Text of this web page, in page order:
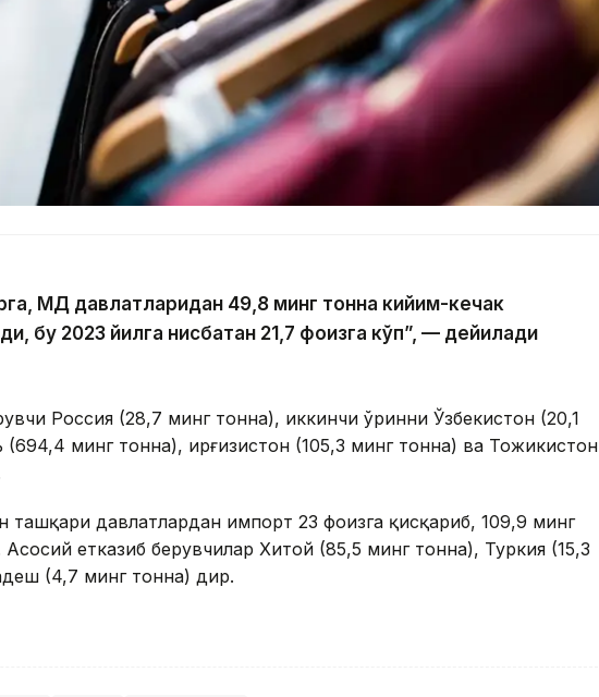
МДҲ давлатларидан 49,8 минг тонна кийим-кечак
бу 2023 йилга нисбатан 21,7 фоизга кўп”, — дейилади
Россия (28,7 минг тонна), иккинчи ўринни Ўзбекистон (20,1
минг тонна), Қирғизистон (105,3 минг тонна) ва Тожикистон
давлатлардан импорт 23 фоизга қисқариб, 109,9 минг
етказиб берувчилар Хитой (85,5 минг тонна), Туркия (15,3
(4,7 минг тонна) дир.